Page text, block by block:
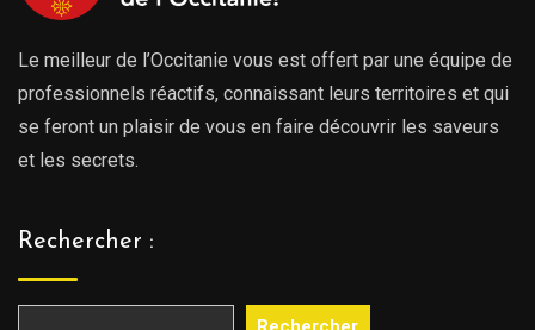
Le meilleur de l’Occitanie vous est offert par une équipe de
professionnels réactifs, connaissant leurs territoires et qui
se feront un plaisir de vous en faire découvrir les saveurs
et les secrets.
Rechercher :